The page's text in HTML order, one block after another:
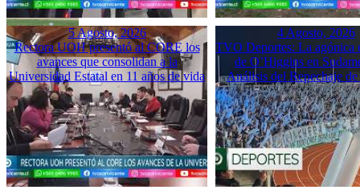
5 Agosto, 2026
Rectora UOH presentó al CORE los
avances que consolidan a la
Universidad Estatal en 11 años de vida
4 Agosto, 2026
TVO Deportes: La agónica
de O’Higgins en
Análisis del Repechaje de